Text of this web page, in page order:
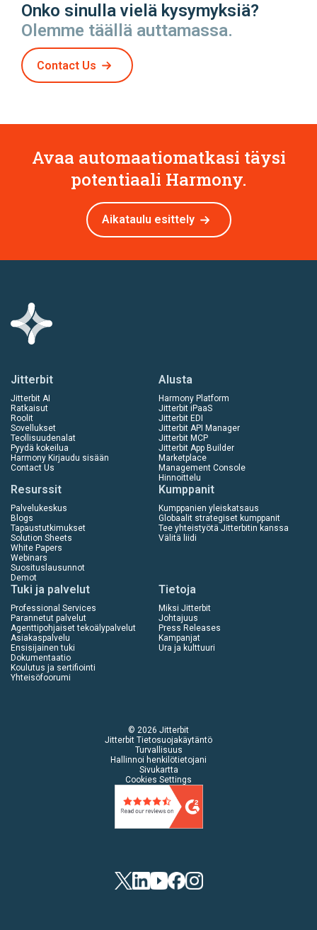
Onko sinulla vielä kysymyksiä?
Olemme täällä auttamassa.
Contact Us
Avaa automaatiomatkasi täysi
potentiaali Harmony.
Aikataulu esittely
Jitterbit
Jitterbit AI
Ratkaisut
Roolit
Sovellukset
Teollisuudenalat
Pyydä kokeilua
Harmony Kirjaudu sisään
Contact Us
Alusta
Harmony Platform
Jitterbit iPaaS
Jitterbit EDI
Jitterbit API Manager
Jitterbit MCP
Jitterbit App Builder
Marketplace
Management Console
Hinnoittelu
Resurssit
Palvelukeskus
Blogs
Tapaustutkimukset
Solution Sheets
White Papers
Webinars
Suosituslausunnot
Demot
Kumppanit
Kumppanien yleiskatsaus
Globaalit strategiset kumppanit
Tee yhteistyötä Jitterbitin kanssa
Välitä liidi
Tuki ja palvelut
Professional Services
Parannetut palvelut
Agenttipohjaiset tekoälypalvelut
Asiakaspalvelu
Ensisijainen tuki
Dokumentaatio
Koulutus ja sertifiointi
Yhteisöfoorumi
Tietoja
Miksi Jitterbit
Johtajuus
Press Releases
Kampanjat
Ura ja kulttuuri
© 2026 Jitterbit
Jitterbit Tietosuojakäytäntö
Turvallisuus
Hallinnoi henkilötietojani
Sivukartta
Cookies Settings
TwitterLinkedIn
YouTubeFacebook
Instagram